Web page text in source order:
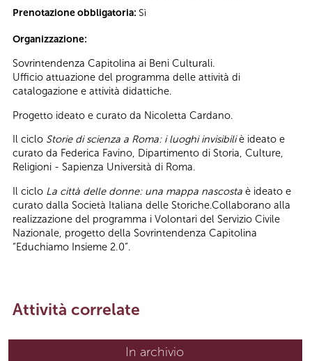
Prenotazione obbligatoria: Sì
Organizzazione:
Sovrintendenza Capitolina ai Beni Culturali.
Ufficio attuazione del programma delle attività di
catalogazione e attività didattiche.
Progetto ideato e curato da Nicoletta Cardano.
Il ciclo Storie di scienza a Roma: i luoghi invisibiliè ideato e
curato da Federica Favino, Dipartimento di Storia, Culture,
Religioni - Sapienza Università di Roma.
Il ciclo La città delle donne: una mappa nascosta è ideato e
curato dalla Società Italiana delle Storiche.Collaborano alla
realizzazione del programma i Volontari del Servizio Civile
Nazionale, progetto della Sovrintendenza Capitolina
“Educhiamo Insieme 2.0”.
Attività correlate
In archivio